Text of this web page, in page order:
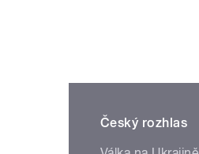
Český rozhlas